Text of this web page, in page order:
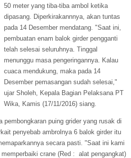
50 meter yang tiba-tiba ambol ketika
dipasang. Diperkirakannnya, akan tuntas
pada 14 Desember mendatang. "Saat ini,
pembuatan enam balok girder pengganti
telah selesai seluruhnya. Tinggal
menunggu masa pengeringannya. Kalau
cuaca mendukung, maka pada 14
Desember pemasangan sudah selesai,"
ujar Sholeh, Kepala Bagian Pelaksana PT
Wika, Kamis (17/11/2016) siang.
pembongkaran puing grider yang rusak di
penyebab ambrolnya 6 balok girder itu
secara pasti. "Saat ini kami
crane (Red : alat pengangkat)